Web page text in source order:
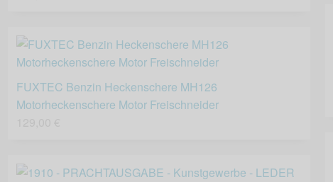
FUXTEC Benzin Heckenschere MH126
Motorheckenschere Motor Freischneider